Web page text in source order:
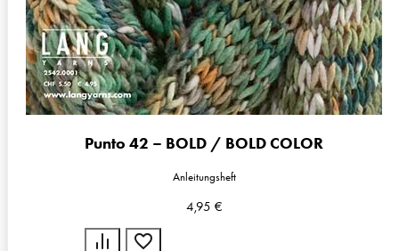
Punto 42 – BOLD / BOLD COLOR
Anleitungsheft
4,95 €